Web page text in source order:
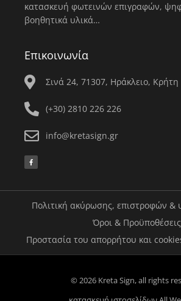
κατασκευή φωτεινών επιγραφών,
βοηθητικά υλικά…
Επικοινωνία
Σινά 24, 71307, Ηράκλειο, Κρήτη
(+30) 2810 226 226
info@kretasign.gr
F
a
c
Πολιτική ακύρωσης, επιστροφών
Όροι & Προϋποθέσεις
Προστασία του απορρήτου και
© 2026 Kreta Sign, all rights